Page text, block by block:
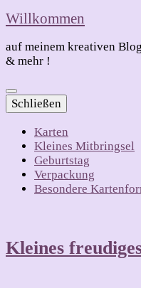
Willkommen
auf meinem kreativen
& mehr !
Schließen
Karten
Kleines Mitbringsel
Geburtstag
Verpackung
Besondere
Kleines